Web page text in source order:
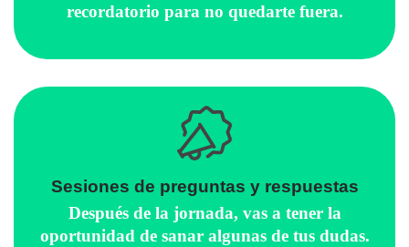
recordatorio para no quedarte fuera.
Sesiones de preguntas y respuestas
Después de la jornada, vas a tener la
oportunidad de sanar algunas de tus dudas.